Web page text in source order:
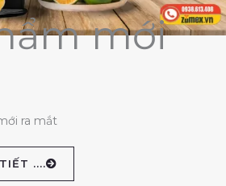
mới
ra mắt
....